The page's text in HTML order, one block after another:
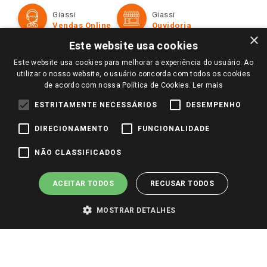
Televendas
Perguntas frequentes
Trabalhe Conosco
Identidade Visual
Formas de Pagamento
Políticas de entrega
Trocas e Devoluções
Giassi
Vendas Online
Giassi
Ouvidoria
Redes Sociais
Pagamento e Segurança
×
Este website usa cookies
Este website usa cookies para melhorar a experiência do usuário. Ao
utilizar o nosso website, o usuário concorda com todos os cookies
de acordo com nossa Política de Cookies. Ler mais
ESTRITAMENTE NECESSÁRIOS DESEMPENHO
DIRECIONAMENTO FUNCIONALIDADE
NÃO CLASSIFICADOS
ACEITAR TODOS RECUSAR TODOS
MOSTRAR DETALHES